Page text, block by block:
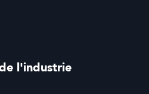
l'industrie